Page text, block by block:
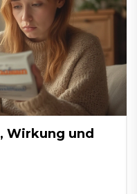
Wirkung und